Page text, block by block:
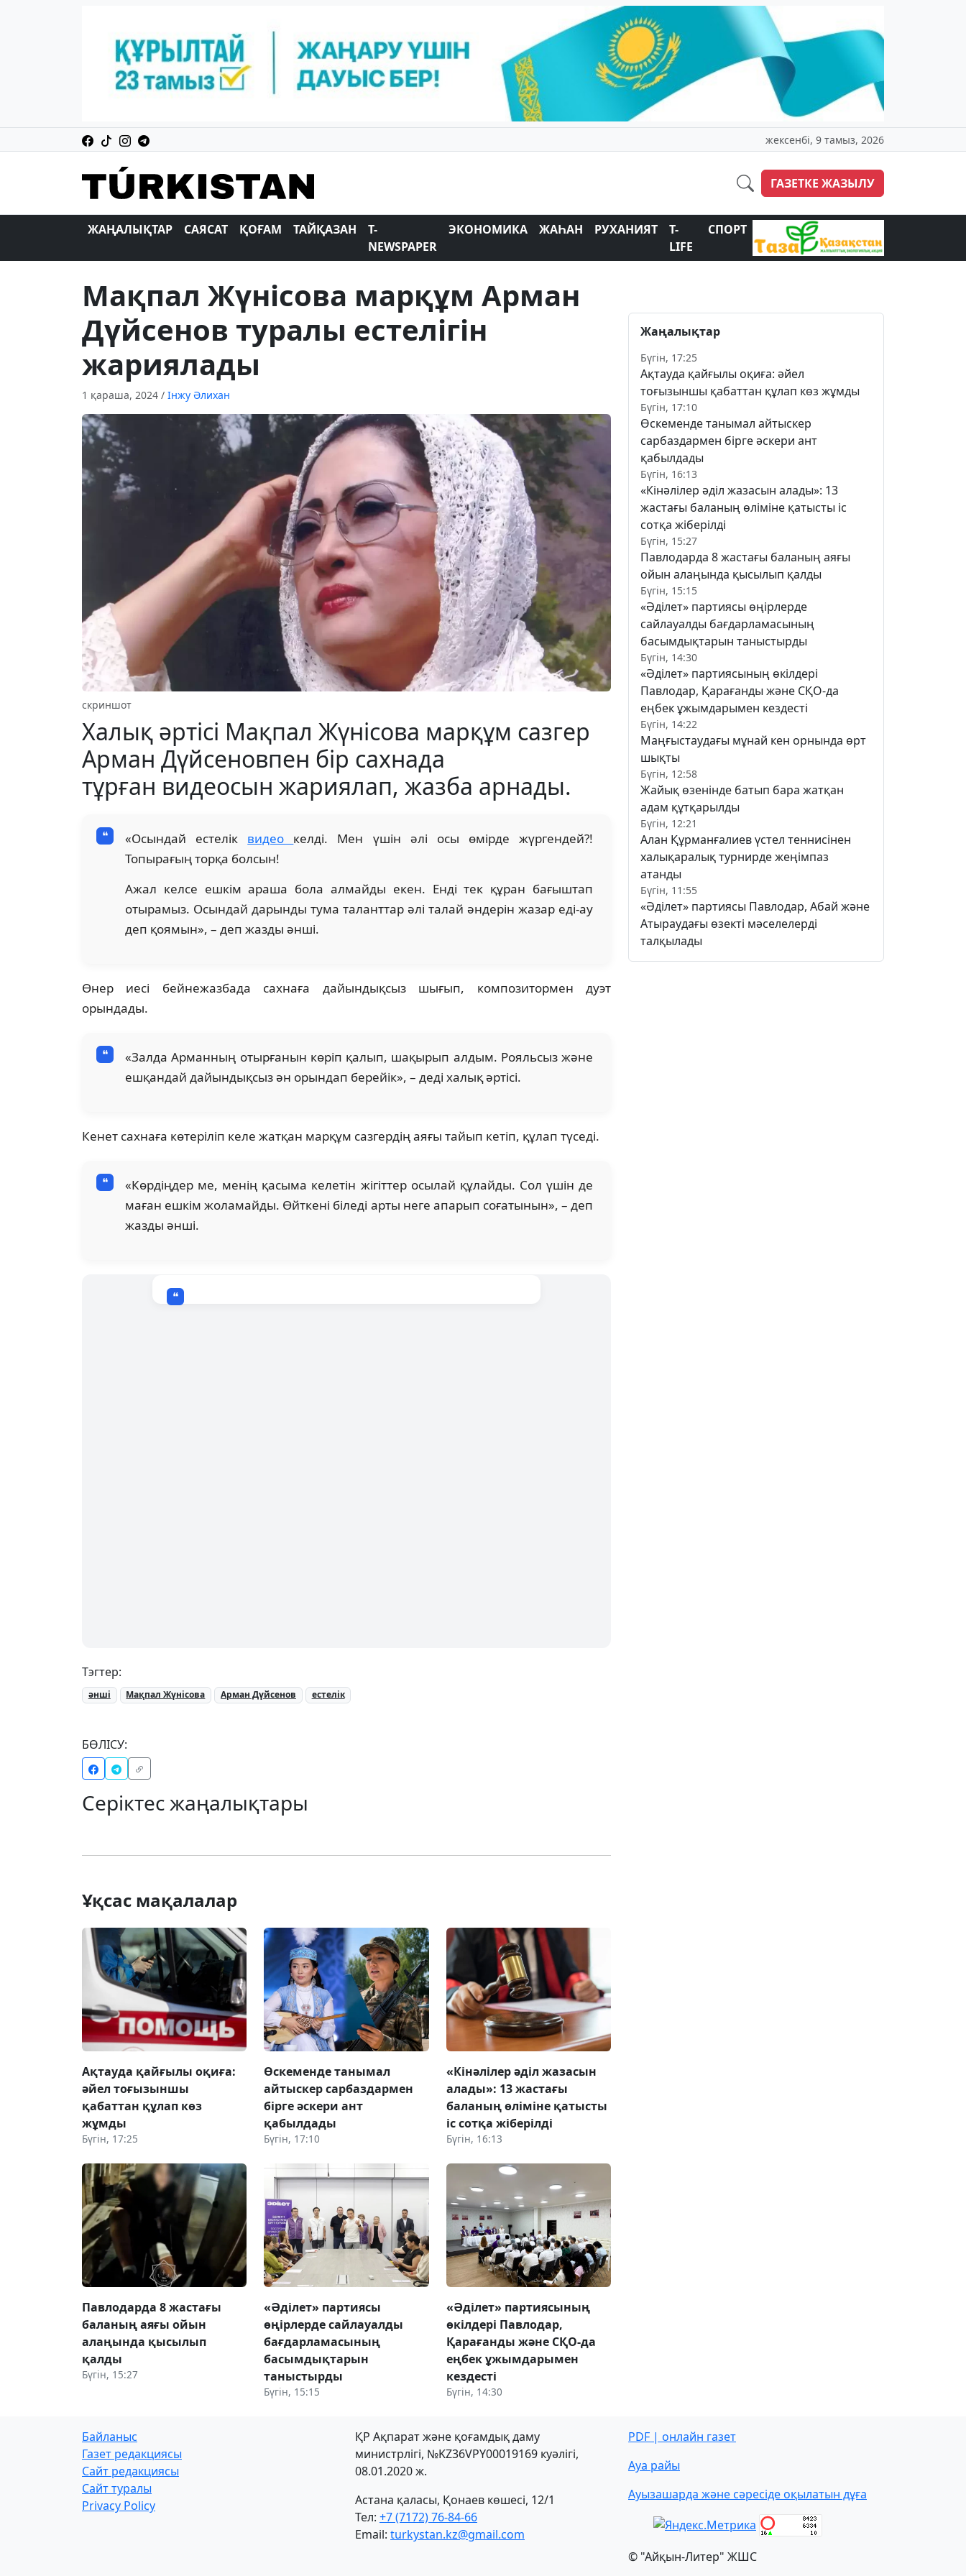
жексенбі, 9 тамыз, 2026
ГАЗЕТКЕ ЖАЗЫЛУ
ЖАҢАЛЫҚТАР САЯСАТ ҚОҒАМ ТАЙҚАЗАН
T-
NEWSPAPER
ЭКОНОМИКА ЖАҺАН РУХАНИЯТ
T-
LIFE
СПОРТ
Мақпал Жүнісова марқұм Арман
Дүйсенов туралы естелігін
жариялады
1 қараша, 2024 / Інжу Әлихан
скриншот
Халық әртісі Мақпал Жүнісова марқұм сазгер
Арман Дүйсеновпен бір сахнада
тұрған видеосын жариялап, жазба арнады.
«Осындай естелік видео келді. Мен үшін әлі осы өмірде жүргендей?!
Топырағың торқа болсын!
Ажал келсе ешкім араша бола алмайды екен. Енді тек құран бағыштап
отырамыз. Осындай дарынды тума таланттар әлі талай әндерін жазар еді-ау
деп қоямын», – деп жазды әнші.
Өнер иесі бейнежазбада сахнаға дайындықсыз шығып, композитормен дуэт
орындады.
«Залда Арманның отырғанын көріп қалып, шақырып алдым. Рояльсыз және
ешқандай дайындықсыз ән орындап берейік», – деді халық әртісі.
Кенет сахнаға көтеріліп келе жатқан марқұм сазгердің аяғы тайып кетіп, құлап түседі.
«Көрдіңдер ме, менің қасыма келетін жігіттер осылай құлайды. Сол үшін де
маған ешкім жоламайды. Өйткені біледі арты неге апарып соғатынын», – деп
жазды әнші.
Тэгтер:
әнші Мақпал Жүнісова Арман Дүйсенов естелік
БӨЛІСУ:
Серіктес жаңалықтары
Ұқсас мақалалар
Ақтауда қайғылы оқиға:
әйел тоғызыншы
қабаттан құлап көз
жұмды
Бүгін, 17:25
Өскеменде танымал
айтыскер сарбаздармен
бірге әскери ант
қабылдады
Бүгін, 17:10
«Кінәлілер әділ жазасын
алады»: 13 жастағы
баланың өліміне қатысты
іс сотқа жіберілді
Бүгін, 16:13
Павлодарда 8 жастағы
баланың аяғы ойын
алаңында қысылып
қалды
Бүгін, 15:27
«Әділет» партиясы
өңірлерде сайлауалды
бағдарламасының
басымдықтарын
таныстырды
Бүгін, 15:15
«Әділет» партиясының
өкілдері Павлодар,
Қарағанды және СҚО-да
еңбек ұжымдарымен
кездесті
Бүгін, 14:30
Жаңалықтар
Бүгін, 17:25
Ақтауда қайғылы оқиға: әйел
тоғызыншы қабаттан құлап көз жұмды
Бүгін, 17:10
Өскеменде танымал айтыскер
сарбаздармен бірге әскери ант
қабылдады
Бүгін, 16:13
«Кінәлілер әділ жазасын алады»: 13
жастағы баланың өліміне қатысты іс
сотқа жіберілді
Бүгін, 15:27
Павлодарда 8 жастағы баланың аяғы
ойын алаңында қысылып қалды
Бүгін, 15:15
«Әділет» партиясы өңірлерде
сайлауалды бағдарламасының
басымдықтарын таныстырды
Бүгін, 14:30
«Әділет» партиясының өкілдері
Павлодар, Қарағанды және СҚО-да
еңбек ұжымдарымен кездесті
Бүгін, 14:22
Маңғыстаудағы мұнай кен орнында өрт
шықты
Бүгін, 12:58
Жайық өзенінде батып бара жатқан
адам құтқарылды
Бүгін, 12:21
Алан Құрманғалиев үстел теннисінен
халықаралық турнирде жеңімпаз
атанды
Бүгін, 11:55
«Әділет» партиясы Павлодар, Абай және
Атыраудағы өзекті мәселелерді
талқылады
Байланыс
Газет редакциясы
Сайт редакциясы
Сайт туралы
Privacy Policy
ҚР Ақпарат және қоғамдық даму
министрлігі, №KZ36VPY00019169 куәлігі,
08.01.2020 ж.
Астана қаласы, Қонаев көшесі, 12/1
Тел: +7 (7172) 76-84-66
Email: turkystan.kz@gmail.com
PDF | онлайн газет
Ауа райы
Ауызашарда және сәресіде оқылатын дұға
© "Айқын-Литер" ЖШС